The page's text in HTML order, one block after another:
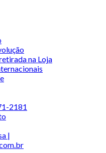
na Loja
2181
|